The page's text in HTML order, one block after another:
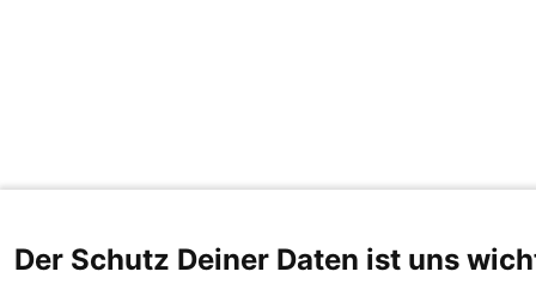
Der Schutz Deiner Daten ist uns